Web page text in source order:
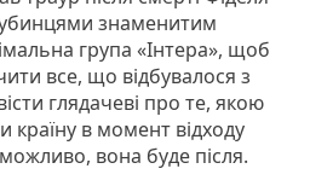
знаменитим
група «Інтера», щоб
все, що відбувалося з
глядачеві про те, якою
країну в момент відходу
вона буде після.